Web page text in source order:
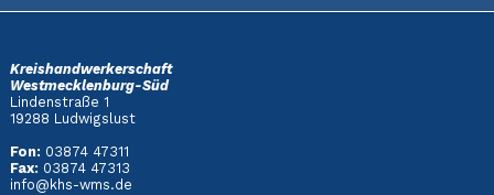
Kreishandwerkerschaft
Westmecklenburg-Süd
Lindenstraße 1
19288 Ludwigslust
Fon: 03874 47311
Fax: 03874 47313
info@khs-wms.de